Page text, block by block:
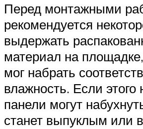
Перед монтажными
рекомендуется
выдержать
материал на
мог набрать
влажность. Если этого
панели могут
станет выпуклым или